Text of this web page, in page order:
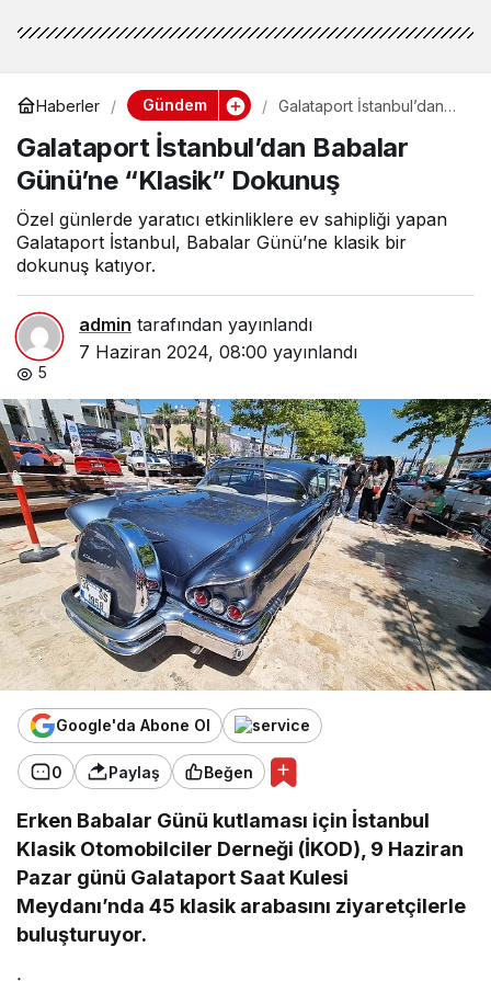
Haberler Gündem
Galataport İstanbul’dan
Dokunuş
Galataport İstanbul’dan Babalar
Günü’ne “Klasik” Dokunuş
Özel günlerde yaratıcı etkinliklere ev sahipliği yapan
Galataport İstanbul, Babalar Günü’ne klasik bir
dokunuş katıyor.
admin tarafından yayınlandı
7 Haziran 2024, 08:00 yayınlandı
5
Google'da Abone Ol
0 Paylaş Beğen
Erken Babalar Günü kutlaması için İstanbul
Klasik Otomobilciler Derneği (İKOD), 9 Haziran
Pazar günü Galataport Saat Kulesi
Meydanı’nda 45 klasik arabasını ziyaretçilerle
buluşturuyor.